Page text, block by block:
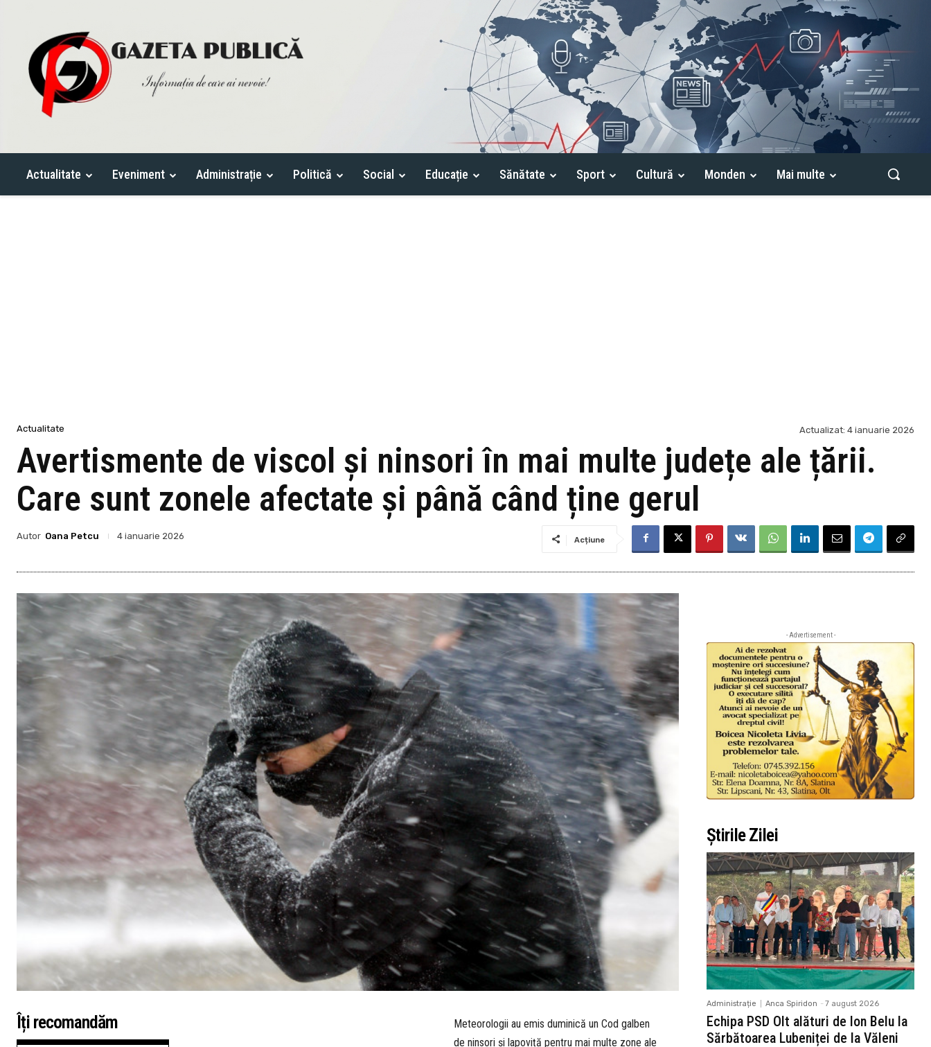
Actualitate Eveniment Administrație Politică Social Educație Sănătate Sport Cultură Monden Mai multe
Actualitate Actualizat: 4 ianuarie 2026
Avertismente de viscol și ninsori în mai multe județe ale țării.
Care sunt zonele afectate și până când ține gerul
Autor Oana Petcu 4 ianuarie 2026 Acțiune
Îți recomandăm
Meteorologii au emis duminică un Cod galben
de ninsori și lapoviță pentru mai multe zone ale
- Advertisement -
Știrile Zilei
Administrație Anca Spiridon - 7 august 2026
Echipa PSD Olt alături de Ion Belu la
Sărbătoarea Lubeniței de la Văleni